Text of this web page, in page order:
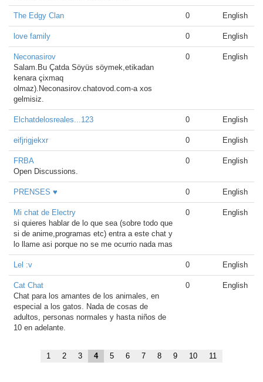
The Edgy Clan 0 English
love family 0 English
Neconasirov
Salam.Bu Çatda Söyüs söymek,etikadan
kenara çixmaq
olmaz).Neconasirov.chatovod.com-a xos
gelmisiz.
0 English
Elchatdelosreales...123 0 English
eifjrigjekxr 0 English
FRBA
Open Discussions.
0 English
PRENSES ♥ 0 English
Mi chat de Electry
si quieres hablar de lo que sea (sobre todo que
si de anime,programas etc) entra a este chat y
lo llame asi porque no se me ocurrio nada mas
0 English
Lel :v 0 English
Cat Chat
Chat para los amantes de los animales, en
especial a los gatos. Nada de cosas de
adultos, personas normales y hasta niños de
10 en adelante.
0 English
1 2 3 4 5 6 7 8 9 10 11